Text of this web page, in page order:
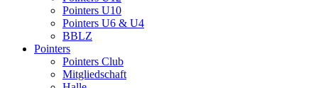
Pointers U10
Pointers U6 & U4
BBLZ
Pointers
Pointers Club
Mitgliedschaft